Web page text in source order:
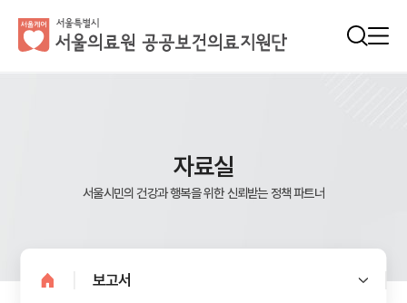
자료실
서울시민의 건강과 행복을 위한 신뢰받는 정책 파트너
보고서